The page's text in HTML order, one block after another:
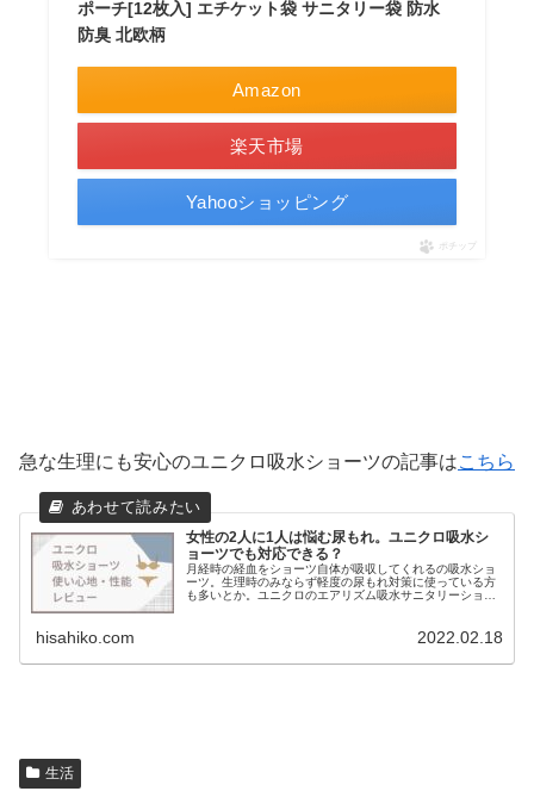
ポーチ[12枚入] エチケット袋 サニタリー袋 防水
防臭 北欧柄
Amazon
楽天市場
Yahooショッピング
ポチップ
急な生理にも安心のユニクロ吸水ショーツの記事はこちら
女性の2人に1人は悩む尿もれ。ユニクロ吸水シ
ョーツでも対応できる？
月経時の経血をショーツ自体が吸収してくれるの吸水ショ
ーツ。生理時のみならず軽度の尿もれ対策に使っている方
も多いとか。ユニクロのエアリズム吸水サニタリーショー
hisahiko.com 2022.02.18
生活